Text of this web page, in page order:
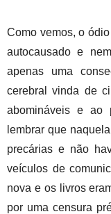
Como vemos, o
autocausado e
apenas uma
cerebral vinda de
abomináveis e ao
lembrar que
precárias e não
veículos de
nova e os livros
por uma censura